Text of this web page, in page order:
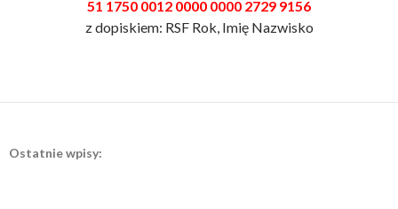
51 1750 0012 0000 0000 2729 9156
z dopiskiem: RSF Rok, Imię Nazwisko
Ostatnie wpisy: